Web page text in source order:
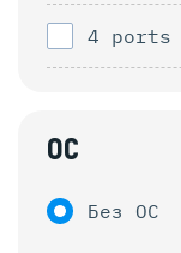
4 ports
ОС
Без ОС